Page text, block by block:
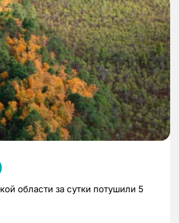
области за сутки потушили 5